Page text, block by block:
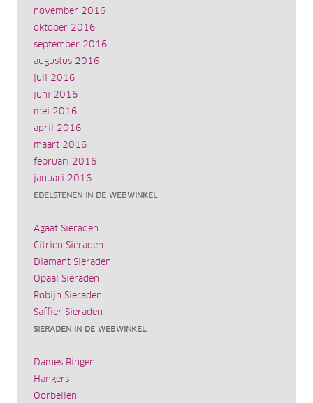
november 2016
oktober 2016
september 2016
augustus 2016
juli 2016
juni 2016
mei 2016
april 2016
maart 2016
februari 2016
januari 2016
EDELSTENEN IN DE WEBWINKEL
Agaat Sieraden
Citrien Sieraden
Diamant Sieraden
Opaal Sieraden
Robijn Sieraden
Saffier Sieraden
SIERADEN IN DE WEBWINKEL
Dames Ringen
Hangers
Oorbellen